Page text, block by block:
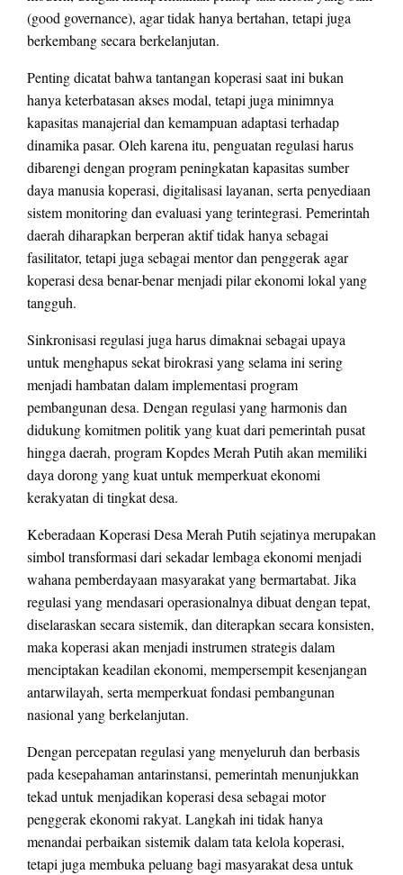
(good governance), agar tidak hanya bertahan, tetapi juga
berkembang secara berkelanjutan.
Penting dicatat bahwa tantangan koperasi saat ini bukan
hanya keterbatasan akses modal, tetapi juga minimnya
kapasitas manajerial dan kemampuan adaptasi terhadap
dinamika pasar. Oleh karena itu, penguatan regulasi harus
dibarengi dengan program peningkatan kapasitas sumber
daya manusia koperasi, digitalisasi layanan, serta penyediaan
sistem monitoring dan evaluasi yang terintegrasi. Pemerintah
daerah diharapkan berperan aktif tidak hanya sebagai
fasilitator, tetapi juga sebagai mentor dan penggerak agar
koperasi desa benar-benar menjadi pilar ekonomi lokal yang
tangguh.
Sinkronisasi regulasi juga harus dimaknai sebagai upaya
untuk menghapus sekat birokrasi yang selama ini sering
menjadi hambatan dalam implementasi program
pembangunan desa. Dengan regulasi yang harmonis dan
didukung komitmen politik yang kuat dari pemerintah pusat
hingga daerah, program Kopdes Merah Putih akan memiliki
daya dorong yang kuat untuk memperkuat ekonomi
kerakyatan di tingkat desa.
Keberadaan Koperasi Desa Merah Putih sejatinya merupakan
simbol transformasi dari sekadar lembaga ekonomi menjadi
wahana pemberdayaan masyarakat yang bermartabat. Jika
regulasi yang mendasari operasionalnya dibuat dengan tepat,
diselaraskan secara sistemik, dan diterapkan secara konsisten,
maka koperasi akan menjadi instrumen strategis dalam
menciptakan keadilan ekonomi, mempersempit kesenjangan
antarwilayah, serta memperkuat fondasi pembangunan
nasional yang berkelanjutan.
Dengan percepatan regulasi yang menyeluruh dan berbasis
pada kesepahaman antarinstansi, pemerintah menunjukkan
tekad untuk menjadikan koperasi desa sebagai motor
penggerak ekonomi rakyat. Langkah ini tidak hanya
menandai perbaikan sistemik dalam tata kelola koperasi,
tetapi juga membuka peluang bagi masyarakat desa untuk